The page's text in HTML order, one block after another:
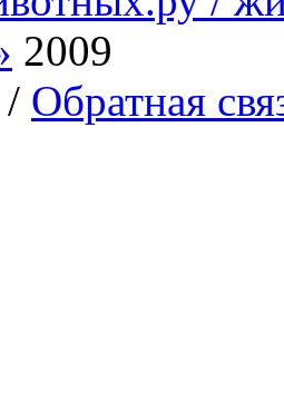
2009
/ Обратная